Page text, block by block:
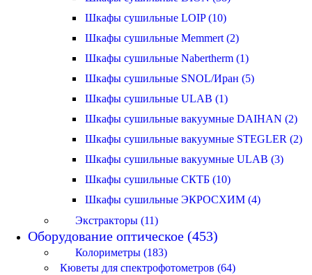
Шкафы сушильные LOIP (10)
Шкафы сушильные Memmert (2)
Шкафы сушильные Nabertherm (1)
Шкафы сушильные SNOL/Иран (5)
Шкафы сушильные ULAB (1)
Шкафы сушильные вакуумные DAIHAN (2)
Шкафы сушильные вакуумные STEGLER (2)
Шкафы сушильные вакуумные ULAB (3)
Шкафы сушильные СКТБ (10)
Шкафы сушильные ЭКРОСХИМ (4)
Экстракторы (11)
Оборудование оптическое (453)
Колориметры (183)
Кюветы для спектрофотометров (64)